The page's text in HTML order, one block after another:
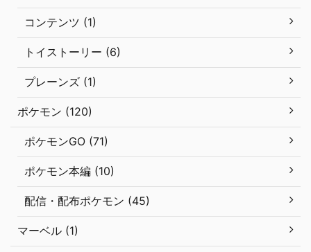
コンテンツ (1)
トイストーリー (6)
プレーンズ (1)
ポケモン (120)
ポケモンGO (71)
ポケモン本編 (10)
配信・配布ポケモン (45)
マーベル (1)